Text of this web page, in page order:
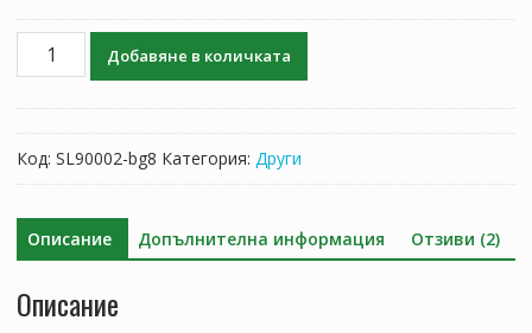
количество
SAMSUNG
V20,V20
V20
2000,V20
Добавяне в количката
Код: SL90002-bg8 Категория: Други
Описание Допълнителна информация Отзиви (2)
Описание